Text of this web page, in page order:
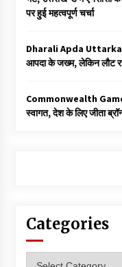
पर हुई महत्वपूर्ण चर्चा
Dharali Apda
आपदा के जख्म, लेकिन लौट
Commonwealth Games
स्वागत, देश के लिए जीता
Categories